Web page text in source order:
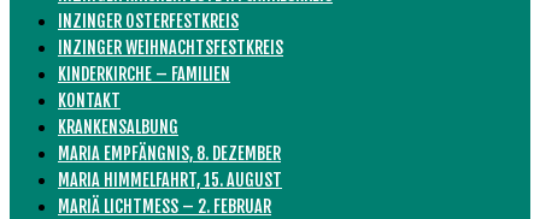
INZINGER OSTERFESTKREIS
INZINGER WEIHNACHTSFESTKREIS
KINDERKIRCHE – FAMILIEN
KONTAKT
KRANKENSALBUNG
MARIA EMPFÄNGNIS, 8. DEZEMBER
MARIA HIMMELFAHRT, 15. AUGUST
MARIÄ LICHTMESS – 2. FEBRUAR